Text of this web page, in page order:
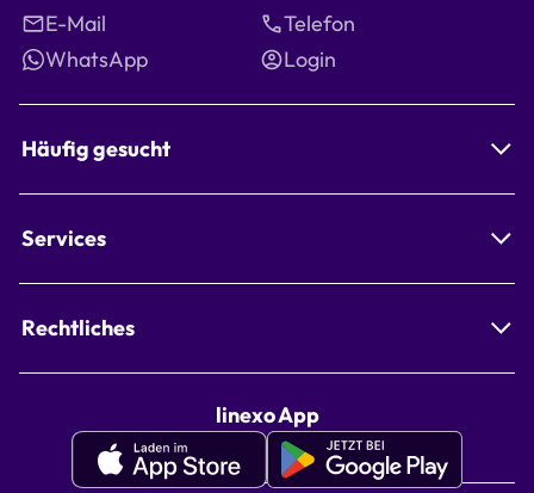
E-Mail
Telefon
WhatsApp
Login
Häufig gesucht
Services
Rechtliches
linexo App
Apple
Google